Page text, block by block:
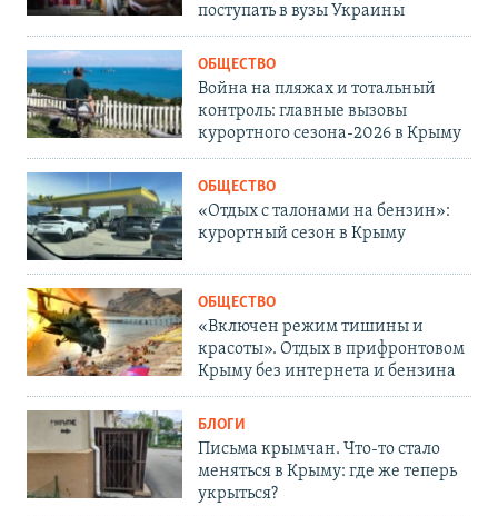
поступать в вузы Украины
ОБЩЕСТВО
Война на пляжах и тотальный
контроль: главные вызовы
курортного сезона-2026 в Крыму
ОБЩЕСТВО
«Отдых с талонами на бензин»:
курортный сезон в Крыму
ОБЩЕСТВО
«Включен режим тишины и
красоты». Отдых в прифронтовом
Крыму без интернета и бензина
БЛОГИ
Письма крымчан. Что-то стало
меняться в Крыму: где же теперь
укрыться?